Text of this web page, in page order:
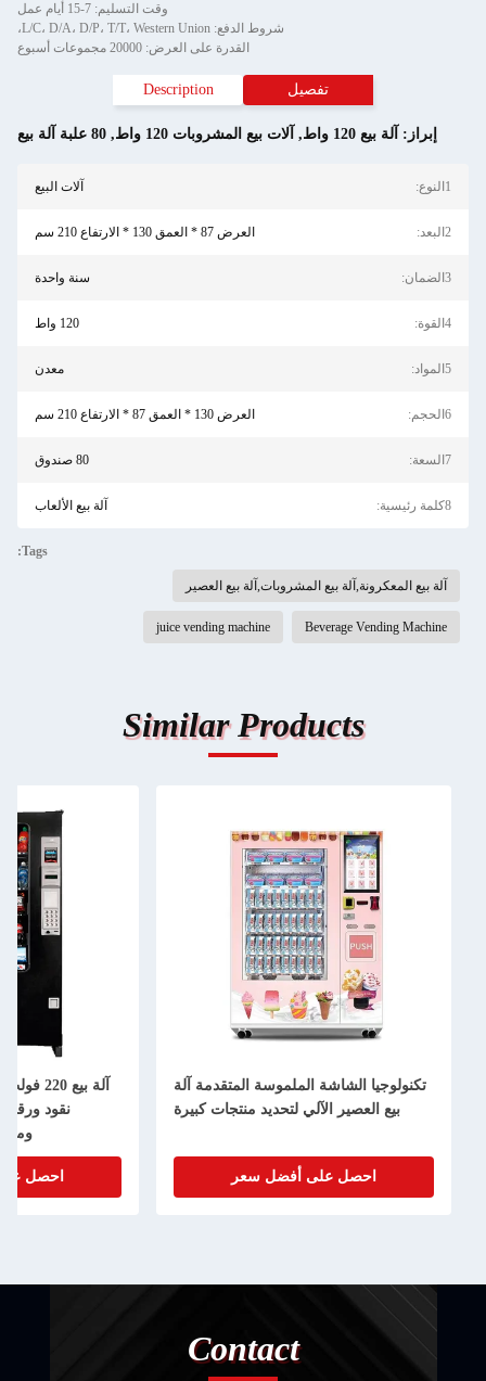
وقت التسليم: 7-15 أيام عمل
شروط الدفع: L/C، D/A، D/P، T/T، Western Union،
القدرة على العرض: 20000 مجموعات أسبوع
تفصيل Description
إبراز: آلة بيع 120 واط , آلات بيع المشروبات 120 واط , 80 علبة آلة بيع
1النوع: آلات البيع
2البعد: العرض 87 * العمق 130 * الارتفاع 210 سم
3الضمان: سنة واحدة
4القوة: 120 واط
5المواد: معدن
6الحجم: العرض 130 * العمق 87 * الارتفاع 210 سم
7السعة: 80 صندوق
8كلمة رئيسية: آلة بيع الألعاب
Tags:
آلة بيع المعكرونة,آلة بيع المشروبات,آلة بيع العصير
Beverage Vending Machine
juice vending machine
Similar Products
تكنولوجيا الشاشة الملموسة المتقدمة آلة
بيع العصير الآلي لتحديد منتجات كبيرة
احصل على أفضل سعر
نقود
احصل
Contact